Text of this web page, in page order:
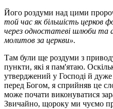
Його роздуми над цими
той час як більшість церков
через одностатеві шлюби та
молитов за церкви».
Там були ще роздуми з
пункти, які я пам'ятаю.
утверджений у Господі й дуже
перед Богом, я сприйняв це
може почати виконуватися
Звичайно, щороку ми чуємо